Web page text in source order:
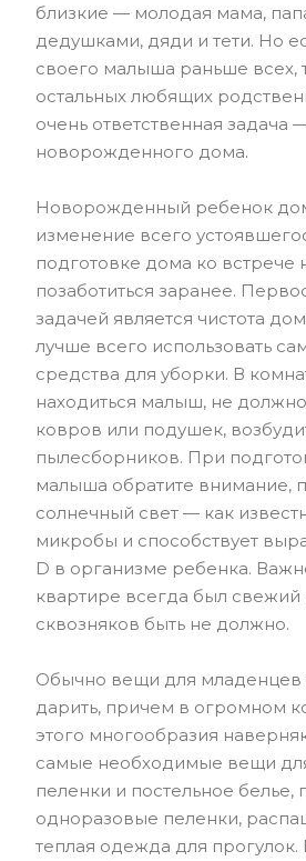
близкие — молодая мама,
дедушками, дяди и тети. Но
своего малыша раньше всех,
остальных любящих
очень ответственная задача
новорожденного дома.
Новорожденный ребенок
изменение всего
подготовке дома ко встрече
позаботиться заранее.
задачей является чистота
лучше всего использовать
средства для уборки. В
находиться малыш, не
ковров или подушек,
пылесборников. При
малыша обратите внимание,
солнечный свет — как
микробы и способствует
D в организме ребенка.
квартире всегда был свежий
сквозняков быть не должно.
Обычно вещи для младенцев
дарить, причем в огромном
этого многообразия
самые необходимые вещи
пеленки и постельное белье,
одноразовые пеленки,
теплая одежда для прогулок.